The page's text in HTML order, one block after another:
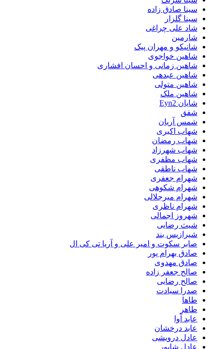
سینا صادق زاده
سینا گلزار
شاد علی چراغی
شارمین
شانیکو و مهران پیک
شاهین خواجوی
شاهین زمانی و احسان افشاری
شاهین عبدهی
شاهین متولی
شاهین ملک
شایان Eyn2
شفق
شمس آریان
شهاب اکبری
شهاب رمضان
شهاب شهرزاد
شهاب مظفری
شهاب ناطقی
شهرام جعفری
شهرام شکوهی
شهرام میرجلالی
شهرام ناظری
شهروز اجمالی
شیث رضایی
شیرازیس بند
صابر سکوت و امیر علی و آریا تی کی ال
صادق بهرام پور
صادق مهدوی
صالح جعفر زاده
صالح رضایی
صدرا سیادت
طاها
طاهر
عابد آوا
عابد درخشان
عادل درویشی
عادل شاپور